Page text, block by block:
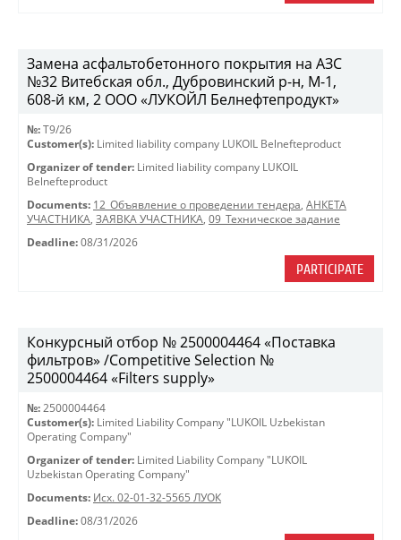
Замена асфальтобетонного покрытия на АЗС
№32 Витебская обл., Дубровинский р-н, М-1,
608-й км, 2 ООО «ЛУКОЙЛ Белнефтепродукт»
№: T9/26
Customer(s): Limited liability company LUKOIL Belnefteproduct
Organizer of tender: Limited liability company LUKOIL
Belnefteproduct
Documents: 12_Объявление о проведении тендера, АНКЕТА
УЧАСТНИКА, ЗАЯВКА УЧАСТНИКА, 09_Техническое задание
Deadline: 08/31/2026
PARTICIPATE
Конкурсный отбор № 2500004464 «Поставка
фильтров» /Competitive Selection №
2500004464 «Filters supply»
№: 2500004464
Customer(s): Limited Liability Company "LUKOIL Uzbekistan
Operating Company"
Organizer of tender: Limited Liability Company "LUKOIL
Uzbekistan Operating Company"
Documents: Исх. 02-01-32-5565 ЛУОК
Deadline: 08/31/2026